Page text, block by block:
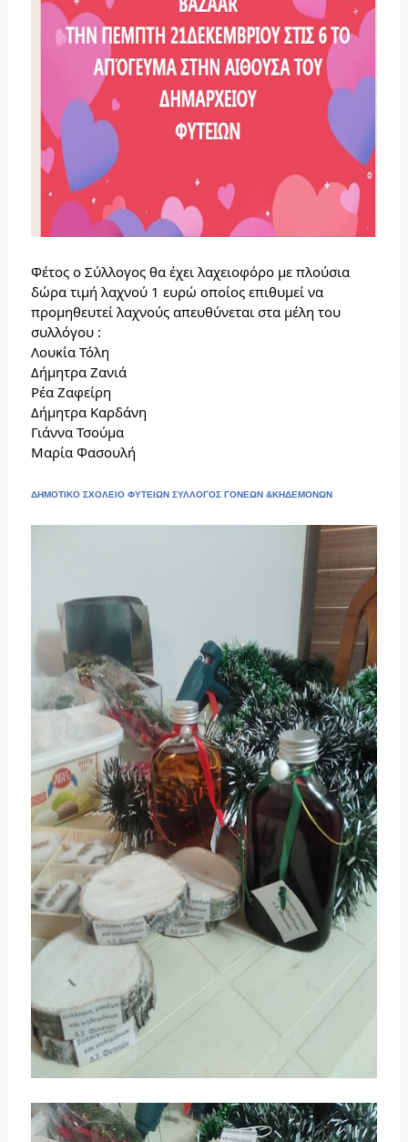
Φέτος ο Σύλλογος θα έχει λαχειοφόρο με πλούσια
δώρα τιμή λαχνού 1 ευρώ οποίος επιθυμεί να
προμηθευτεί λαχνούς απευθύνεται στα μέλη του
συλλόγου :
Λουκία Τόλη
Δήμητρα Ζανιά
Ρέα Ζαφείρη
Δήμητρα Καρδάνη
Γιάννα Τσούμα
Μαρία Φασουλή
ΔΗΜΟΤΙΚΟ ΣΧΟΛΕΙΟ ΦΥΤΕΙΩΝ ΣΥΛΛΟΓΟΣ ΓΟΝΕΩΝ &ΚΗΔΕΜΟΝΩΝ